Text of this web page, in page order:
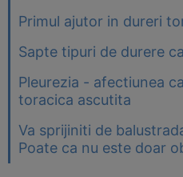
Primul ajutor in dureri
Sapte tipuri de durere
Pleurezia - afectiunea
toracica ascutita
Va sprijiniti de
Poate ca nu este doar